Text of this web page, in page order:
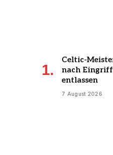
Celtic-
nach
entlassen
7 August 2026